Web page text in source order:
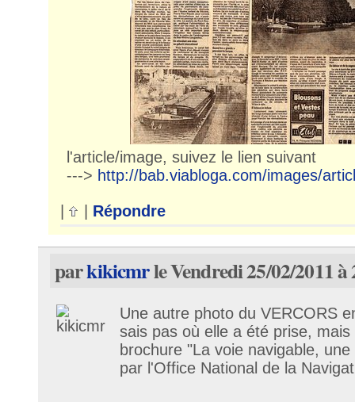
l'article/image, suivez le lien suivant
---> http://bab.viabloga.com/images/
Répondre
parkikicmrle Vendredi 25/02/2011 à
Une autre photo du VERCORS
sais pas où elle a été prise,
brochure "La voie navigable,
par l'Office National de la